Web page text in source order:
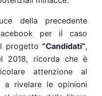
della precedente
per il caso
progetto “Candidati”,
2018, ricorda che è
attenzione al
rivelare le opinioni